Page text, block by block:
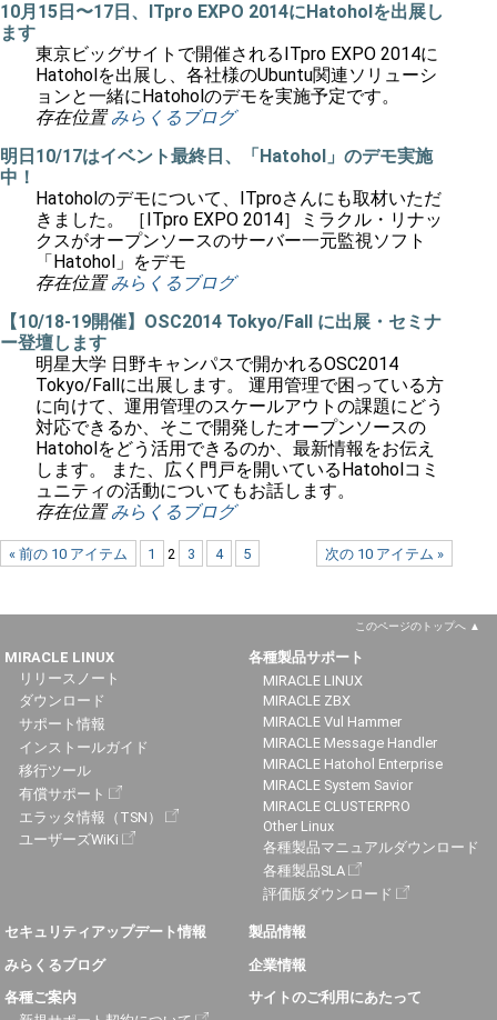
10月15日〜17日、ITpro EXPO 2014にHatoholを出展し
ます
東京ビッグサイトで開催されるITpro EXPO 2014に
Hatoholを出展し、各社様のUbuntu関連ソリューシ
ョンと一緒にHatoholのデモを実施予定です。
存在位置 みらくるブログ
明日10/17はイベント最終日、「Hatohol」のデモ実施
中！
Hatoholのデモについて、ITproさんにも取材いただ
きました。 ［ITpro EXPO 2014］ミラクル・リナッ
クスがオープンソースのサーバー一元監視ソフト
「Hatohol」をデモ
存在位置 みらくるブログ
【10/18-19開催】OSC2014 Tokyo/Fall に出展・セミナ
ー登壇します
明星大学 日野キャンパスで開かれるOSC2014
Tokyo/Fallに出展します。 運用管理で困っている方
に向けて、運用管理のスケールアウトの課題にどう
対応できるか、そこで開発したオープンソースの
Hatoholをどう活用できるのか、最新情報をお伝え
します。 また、広く門戸を開いているHatoholコミ
ュニティの活動についてもお話します。
存在位置 みらくるブログ
« 前の 10 アイテム 次の 10 アイテム »
1 2 3 4 5
このページのトップへ
MIRACLE LINUX
リリースノート
ダウンロード
サポート情報
インストールガイド
移行ツール
有償サポート
エラッタ情報（TSN）
ユーザーズWiKi
各種製品サポート
MIRACLE LINUX
MIRACLE ZBX
MIRACLE Vul Hammer
MIRACLE Message Handler
MIRACLE Hatohol Enterprise
MIRACLE System Savior
MIRACLE CLUSTERPRO
Other Linux
各種製品マニュアルダウンロード
各種製品SLA
評価版ダウンロード
セキュリティアップデート情報
みらくるブログ
各種ご案内
製品情報
企業情報
サイトのご利用にあたって